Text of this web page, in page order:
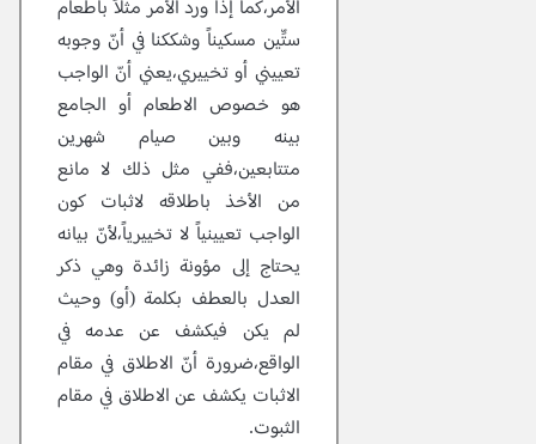
الأمر،كما إذا ورد الأمر مثلاً باطعام
ستِّين مسكيناً وشككنا في أنّ وجوبه
تعييني أو تخييري،يعني أنّ الواجب
هو خصوص الاطعام أو الجامع
بينه وبين صيام شهرين
متتابعين،ففي مثل ذلك لا مانع
من الأخذ باطلاقه لاثبات كون
الواجب تعيينياً لا تخييرياً،لأنّ بيانه
يحتاج إلى مؤونة زائدة وهي ذكر
العدل بالعطف بكلمة (أو) وحيث
لم يكن فيكشف عن عدمه في
الواقع،ضرورة أنّ الاطلاق في مقام
الاثبات يكشف عن الاطلاق في مقام
الثبوت.